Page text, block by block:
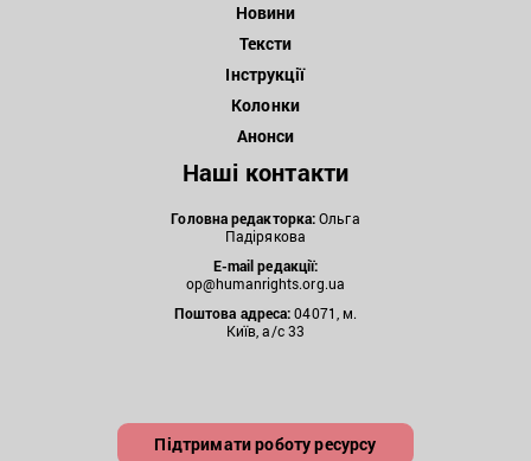
Новини
Тексти
Інструкції
Колонки
Анонси
Наші контакти
Головна редакторка:Ольга
Падірякова
E-mail редакції:
op@humanrights.org.ua
Поштова адреса:04071, м.
Київ, а/с 33
Підтримати роботу ресурсу